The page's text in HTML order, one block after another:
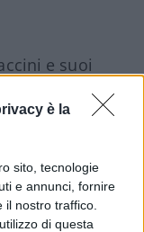
è la
sito, tecnologie
e annunci, fornire
nostro traffico.
di questa
e suoi
là in
dalla
per gli statali.